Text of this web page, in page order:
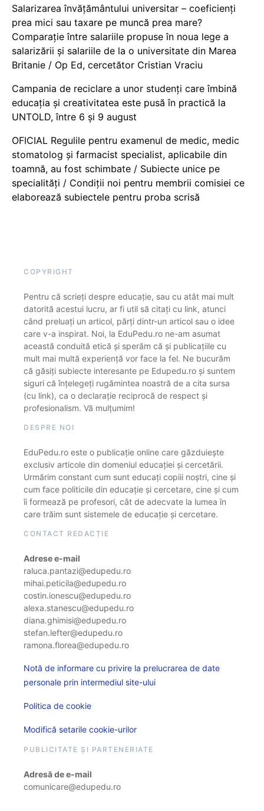
Salarizarea învățământului universitar – coeficienți
prea mici sau taxare pe muncă prea mare?
Comparație între salariile propuse în noua lege a
salarizării și salariile de la o universitate din Marea
Britanie / Op Ed, cercetător Cristian Vraciu
Campania de reciclare a unor studenți care îmbină
educația și creativitatea este pusă în practică la
UNTOLD, între 6 și 9 august
OFICIAL Regulile pentru examenul de medic, medic
stomatolog și farmacist specialist, aplicabile din
toamnă, au fost schimbate / Subiecte unice pe
specialități / Condiții noi pentru membrii comisiei ce
elaborează subiectele pentru proba scrisă
COPYRIGHT
Pentru că scrieți despre educație, sau cu atât mai mult
datorită acestui lucru, ar fi util să citați cu link, atunci
când preluați un articol, părți dintr-un articol sau o idee
care v-a inspirat. Noi, la EduPedu.ro ne-am asumat
această conduită etică și sperăm că și publicațiile cu
mult mai multă experiență vor face la fel. Ne bucurăm
că găsiți subiecte interesante pe Edupedu.ro și suntem
siguri că înțelegeți rugămintea noastră de a cita sursa
(cu link), ca o declarație reciprocă de respect și
profesionalism. Vă mulțumim!
DESPRE NOI
EduPedu.ro este o publicație online care găzduiește
exclusiv articole din domeniul educației și cercetării.
Urmărim constant cum sunt educați copiii noștri, cine și
cum face politicile din educație și cercetare, cine și cum
îi formează pe profesori, cât de adecvate la lumea în
care trăim sunt sistemele de educație și cercetare.
CONTACT REDACȚIE
Adrese e-mail
raluca.pantazi@edupedu.ro
mihai.peticila@edupedu.ro
costin.ionescu@edupedu.ro
alexa.stanescu@edupedu.ro
diana.ghimisi@edupedu.ro
stefan.lefter@edupedu.ro
ramona.florea@edupedu.ro
Notă de informare cu privire la prelucrarea de date
personale prin intermediul site-ului
Politica de cookie
Modifică setarile cookie-urilor
PUBLICITATE ȘI PARTENERIATE
Adresă de e-mail
comunicare@edupedu.ro